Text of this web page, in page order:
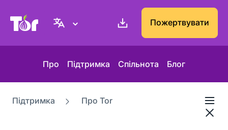
Вебсайт проєкту Tor Пожертвувати
Про Підтримка Спільнота Блог
Підтримка Про Tor